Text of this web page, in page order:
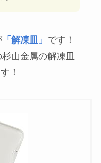
かないと安全に
りするので手間
時に料理でき
「解凍皿」
山金属の解凍皿
！